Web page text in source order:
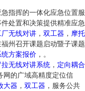
指挥的一体化应急位置服
处置和决策提供精准应急
无线对讲 ， 双工器 ， 摩托
福州召开课题启动暨子课题
方案报价 ，。
无线对讲系统 ， 定向耦合
网的广域高精度定位信
大器 ， 双工器 ，服务公共